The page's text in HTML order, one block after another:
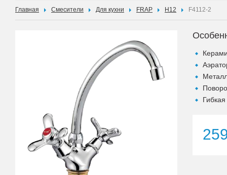
Главная Смесители Для кухни FRAP H12 F4112-2